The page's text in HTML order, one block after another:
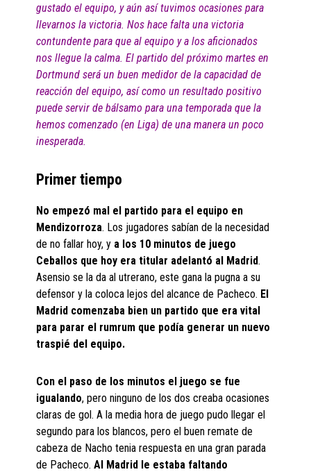
gustado el equipo, y aún así tuvimos ocasiones para
llevarnos la victoria. Nos hace falta una victoria
contundente para que al equipo y a los aficionados
nos llegue la calma. El partido del próximo martes en
Dortmund será un buen medidor de la capacidad de
reacción del equipo, así como un resultado positivo
puede servir de bálsamo para una temporada que la
hemos comenzado (en Liga) de una manera un poco
inesperada.
Primer tiempo
No empezó mal el partido para el equipo en
Mendizorroza. Los jugadores sabían de la necesidad
de no fallar hoy, y a los 10 minutos de juego
Ceballos que hoy era titular adelantó al Madrid.
Asensio se la da al utrerano, este gana la pugna a su
defensor y la coloca lejos del alcance de Pacheco. El
Madrid comenzaba bien un partido que era vital
para parar el rumrum que podía generar un nuevo
traspié del equipo.
Con el paso de los minutos el juego se fue
igualando, pero ninguno de los dos creaba ocasiones
claras de gol. A la media hora de juego pudo llegar el
segundo para los blancos, pero el buen remate de
cabeza de Nacho tenia respuesta en una gran parada
de Pacheco.Al Madrid le estaba faltando